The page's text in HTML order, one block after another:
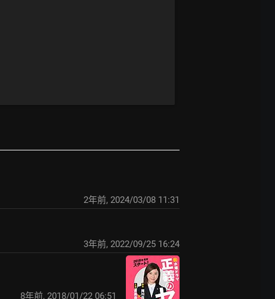
2年前, 2024/03/08 11:31
3年前, 2022/09/25 16:24
8年前, 2018/01/22 06:51